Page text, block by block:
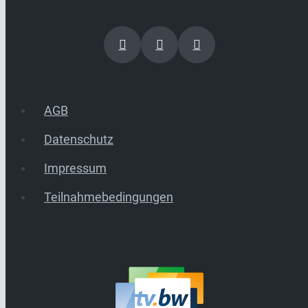
AGB
Datenschutz
Impressum
Teilnahmebedingungen